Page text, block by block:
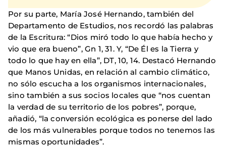
Por su parte, María José Hernando, también del
Departamento de Estudios, nos recordó las palabras
de la Escritura: “Dios miró todo lo que había hecho y
vio que era bueno”, Gn 1, 31. Y, “De Él es la Tierra y
todo lo que hay en ella”, DT, 10, 14. Destacó Hernando
que Manos Unidas, en relación al cambio climático,
no sólo escucha a los organismos internacionales,
sino también a sus socios locales que “nos cuentan
la verdad de su territorio de los pobres”, porque,
añadió, “la conversión ecológica es ponerse del lado
de los más vulnerables porque todos no tenemos las
mismas oportunidades”.